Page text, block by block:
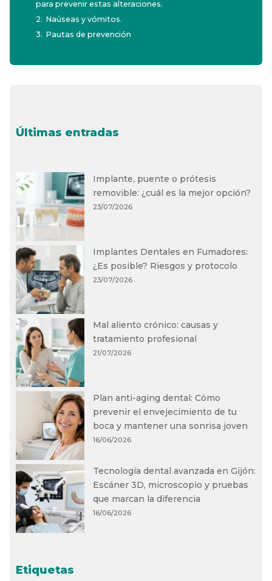
para prevenir estas alteraciones.
2. Naúseas y vómitos.
3. Pautas de prevención
Últimas entradas
Implante, puente o prótesis
removible: ¿cuál es la mejor opción?
23/07/2026
Implantes Dentales en Fumadores:
¿Es posible? Riesgos y protocolo
23/07/2026
Mal aliento crónico: causas y
tratamiento profesional
21/07/2026
Plan anti-aging dental: Cómo
prevenir el envejecimiento de tu
boca y mantener una sonrisa joven
16/06/2026
Tecnología dental avanzada en Gijón:
Escáner 3D, microscopio y pruebas
que marcan la diferencia
16/06/2026
Etiquetas